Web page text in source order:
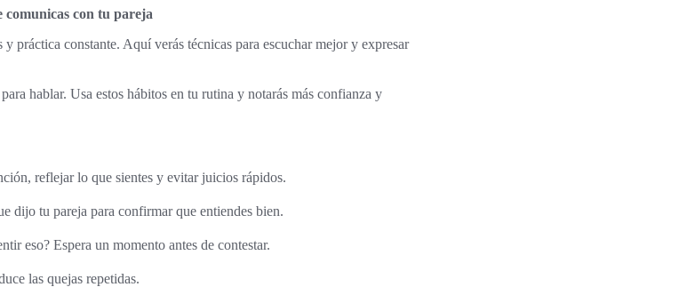
con tu pareja
práctica constante. Aquí verás técnicas para escuchar mejor y expresar
hablar. Usa estos hábitos en tu rutina y notarás más confianza y
reflejar lo que sientes y evitar juicios rápidos.
dijo tu pareja para confirmar que entiendes bien.
eso? Espera un momento antes de contestar.
las quejas repetidas.